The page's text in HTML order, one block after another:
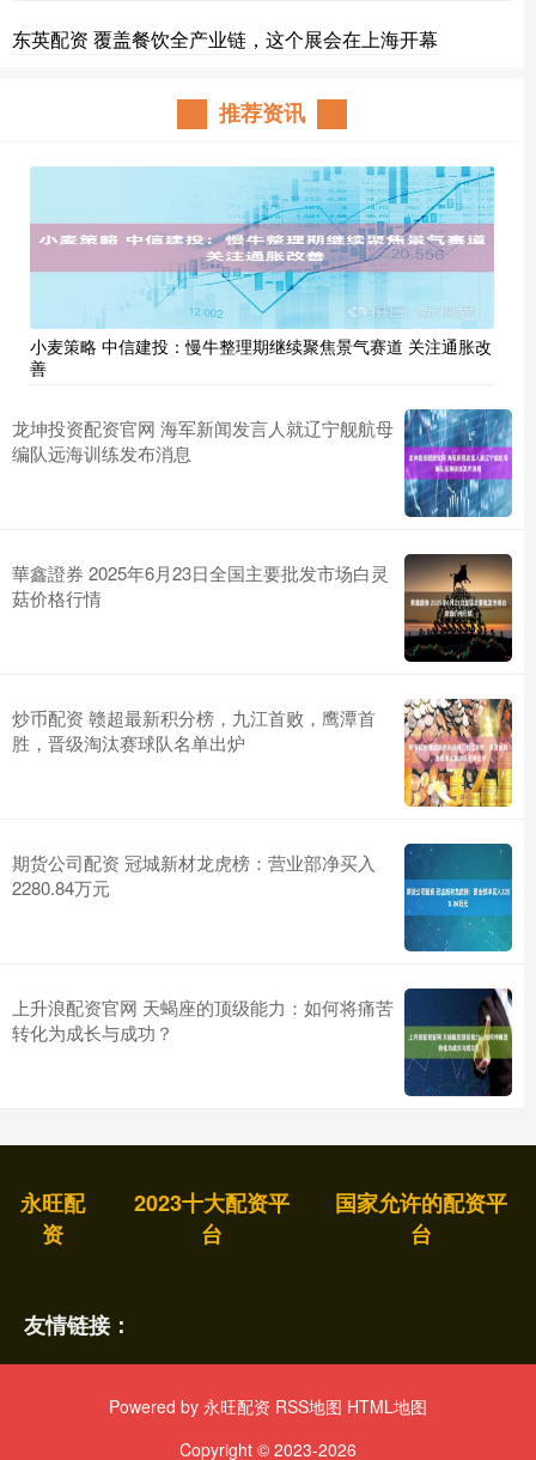
东英配资 覆盖餐饮全产业链，这个展会在上海开幕
推荐资讯
小麦策略 中信建投：慢牛整理期继续聚焦景气赛道 关注通胀改
善
龙坤投资配资官网 海军新闻发言人就辽宁舰航母
编队远海训练发布消息
華鑫證券 2025年6月23日全国主要批发市场白灵
菇价格行情
炒币配资 赣超最新积分榜，九江首败，鹰潭首
胜，晋级淘汰赛球队名单出炉
期货公司配资 冠城新材龙虎榜：营业部净买入
2280.84万元
上升浪配资官网 天蝎座的顶级能力：如何将痛苦
转化为成长与成功？
永旺配
资
2023十大配资平
台
国家允许的配资平
台
友情链接：
Powered by 永旺配资 RSS地图 HTML地图
Copyright © 2023-2026